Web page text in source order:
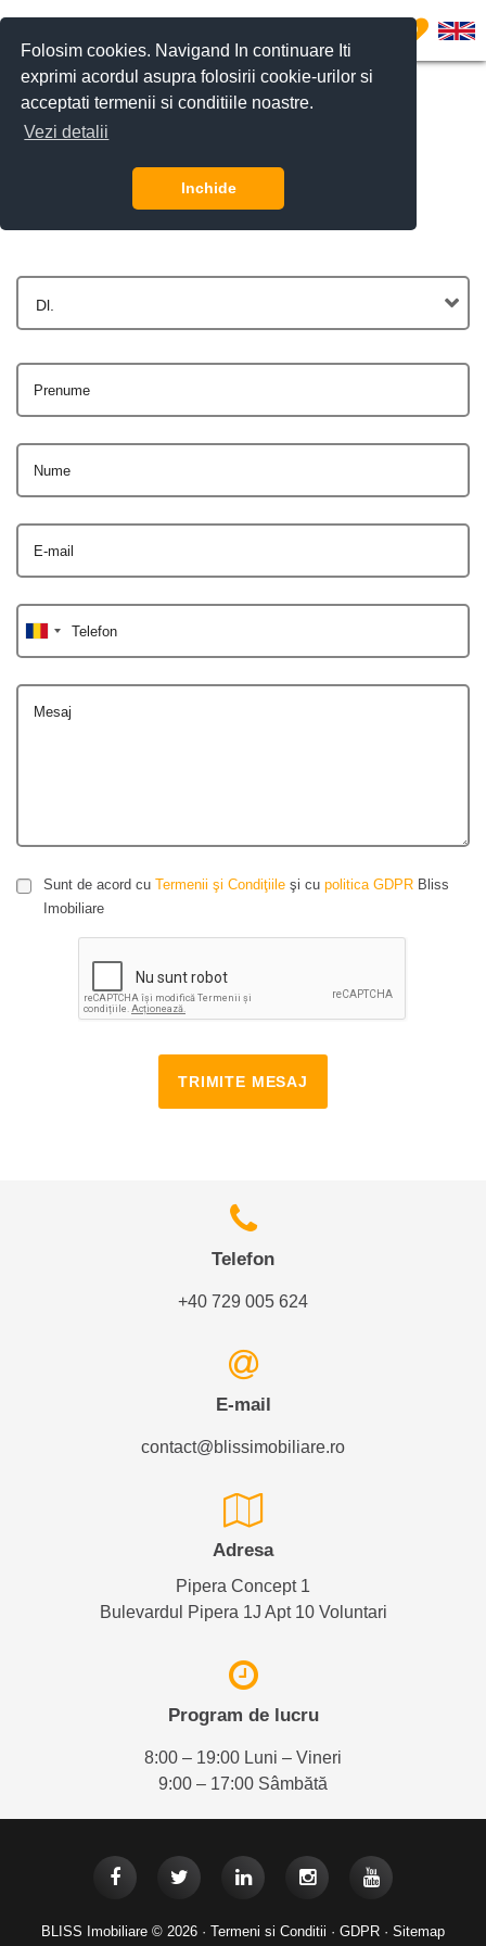
Folosim cookies. Navigand In continuare Iti
exprimi acordul asupra folosirii cookie-urilor si
acceptati termenii si conditiile noastre.
Vezi detalii
Inchide
0
Contactează-ne
Dl.
Prenume
Nume
E-mail
Telefon
Mesaj
Sunt de acord cu Termenii şi Condiţiile şi cu politica GDPR Bliss
Imobiliare
TRIMITE MESAJ
Telefon
+40 729 005 624
E-mail
contact@blissimobiliare.ro
Adresa
Pipera Concept 1
Bulevardul Pipera 1J Apt 10 Voluntari
Program de lucru
8:00 – 19:00 Luni – Vineri
9:00 – 17:00 Sâmbătă
BLISS Imobiliare © 2026 · Termeni si Conditii · GDPR · Sitemap